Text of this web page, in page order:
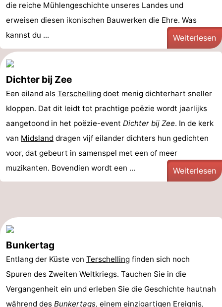
die reiche Mühlengeschichte unseres Landes und
erweisen diesen ikonischen Bauwerken die Ehre. Was
kannst du ...
Weiterlesen
Dichter bij Zee
Een eiland als Terschelling doet menig dichterhart sneller
kloppen. Dat dit leidt tot prachtige poëzie wordt jaarlijks
aangetoond in het poëzie-event Dichter bij Zee. In de kerk
van Midsland dragen vijf eilander dichters hun gedichten
voor, dat gebeurt in samenspel met een of meer
muzikanten. Bovendien wordt een ...
Weiterlesen
Bunkertag
Entlang der Küste von Terschelling finden sich noch
Spuren des Zweiten Weltkriegs. Tauchen Sie in die
Vergangenheit ein und erleben Sie die Geschichte hautnah
während des Bunkertags, einem einzigartigen Ereignis,